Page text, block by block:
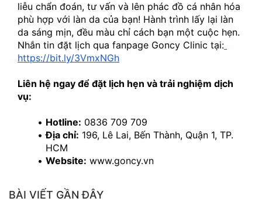
liễu chẩn đoán, tư vấn và lên phác đồ cá nhân hóa
phù hợp với làn da của bạn! Hành trình lấy lại làn
da sáng mịn, đều màu chỉ cách bạn một cuộc hẹn.
Nhắn tin đặt lịch qua fanpage Goncy Clinic tại:
https://bit.ly/3VmxNGh
Liên hệ ngay để đặt lịch hẹn và trải nghiệm dịch
vụ:
Hotline: 0836 709 709
Địa chỉ: 196, Lê Lai, Bến Thành, Quận 1, TP.
HCM
Website: www.goncy.vn
BÀI VIẾT GẦN ĐÂY